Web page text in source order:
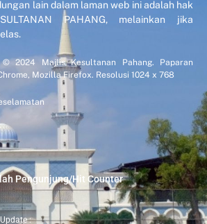
lain dalam laman web ini adalah hak
PAHANG, melainkan jika
© 2024 Majlis Kesultanan Pahang. Paparan
Mozilla Firefox. Resolusi 1024 x 768
Pengunjung/Hit Counter
: